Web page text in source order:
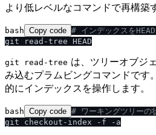
より低レベルなコマンドで再構築
bash Copy code # インデックスを
git read-tree は、ツリーオブジ
み込むプラムビングコマンドです。
的にインデックスを操作します。
bash Copy code # ワーキングツリーの